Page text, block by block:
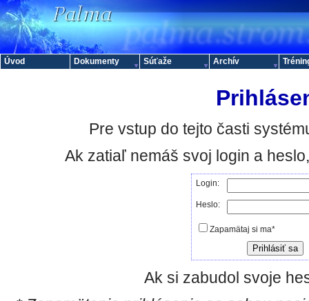
Pre vstup do tejto časti
Ak zatiaľ nemáš svoj login a
Login:
Heslo:
Zapamätaj si ma*
Ak si zabudol svoje
Úvod Dokumenty Súťaže Archív